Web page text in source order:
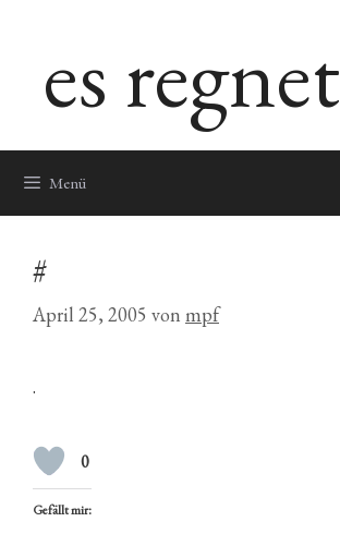
springenes regnet
Menü
#
April 25, 2005 von mpf
.
0
Gefällt mir: